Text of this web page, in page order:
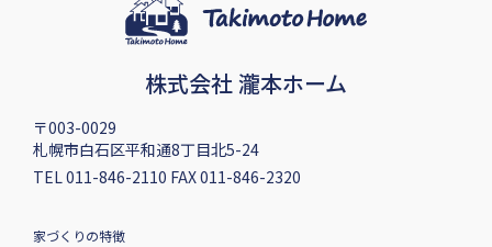
株式会社 瀧本ホーム
〒003-0029
札幌市白石区平和通8丁目北5-24
TEL 011-846-2110 FAX 011-846-2320
家づくりの特徴